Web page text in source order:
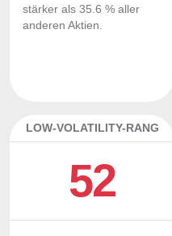
stärker als 35.6 % aller
anderen Aktien.
LOW-VOLATILITY-RANG
52